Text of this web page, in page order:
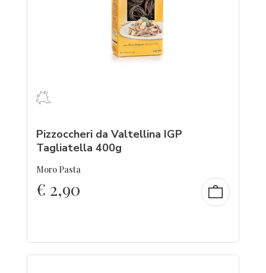
Pizzoccheri da Valtellina IGP
Tagliatella 400g
Moro Pasta
€ 2,90